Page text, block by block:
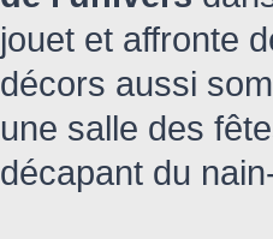
jouet et affronte
décors aussi
une salle des
décapant du